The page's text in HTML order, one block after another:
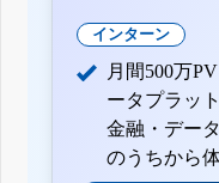
インターン
月間500万
ータプラッ
金融・デー
のうちから